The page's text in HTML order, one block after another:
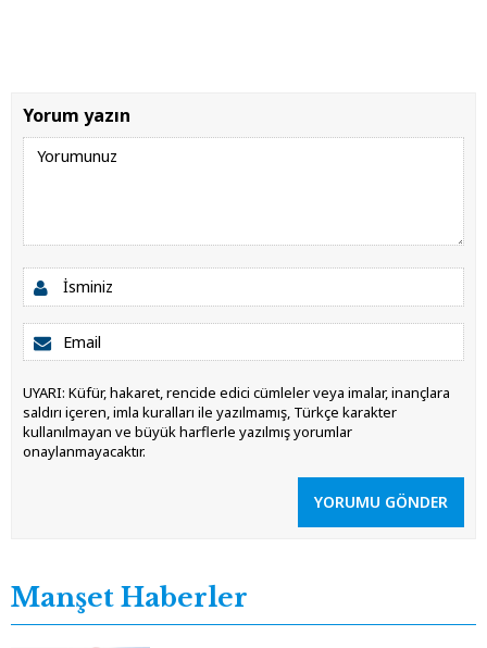
Yorum yazın
UYARI: Küfür, hakaret, rencide edici cümleler veya imalar, inançlara
saldırı içeren, imla kuralları ile yazılmamış, Türkçe karakter
kullanılmayan ve büyük harflerle yazılmış yorumlar
onaylanmayacaktır.
YORUMU GÖNDER
Manşet Haberler